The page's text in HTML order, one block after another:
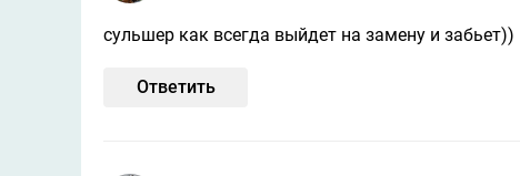
сульшер как всегда выйдет на замену и забьет))
Ответить